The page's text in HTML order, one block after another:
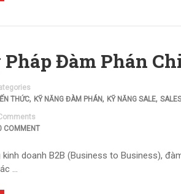
Đàm Phán
THỨC, KỸ NĂNG ĐÀM PHÁN, KỸ NĂNG SALE,
COMMENT
doanh B2B (Business to Business),
…